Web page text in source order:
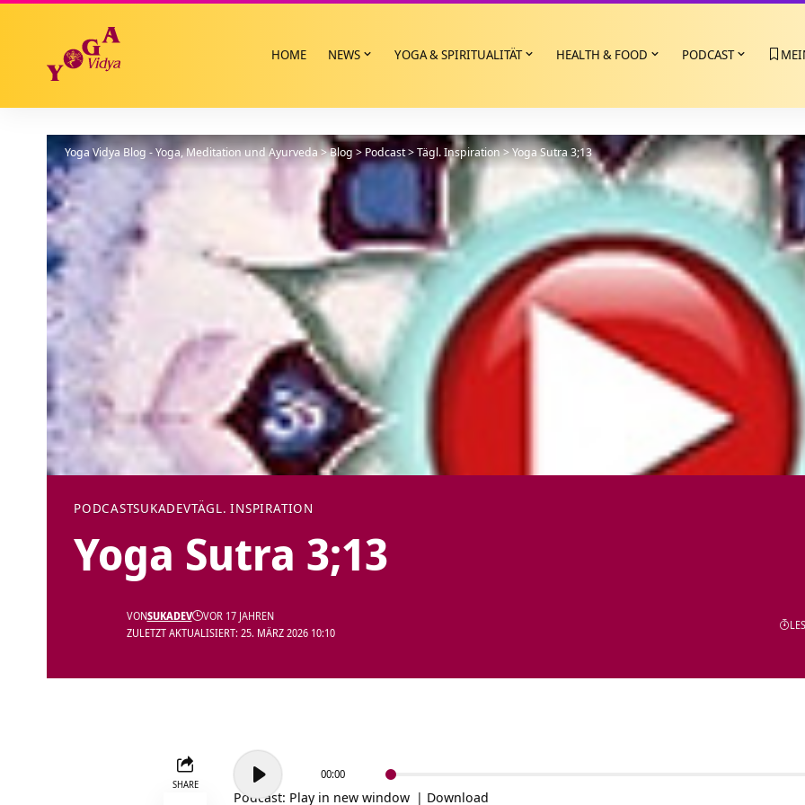
HOME NEWS YOGA & SPIRITUALITÄT HEALTH & FOOD PODCAST
Yoga Vidya Blog - Yoga, Meditation und Ayurveda>Blog >Podcast>Tägl. Inspiration>Yoga Sutra 3;13
PODCASTSUKADEVTÄGL. INSPIRATION
Yoga Sutra 3;13
ZULETZT AKTUALISIERT: 25. MÄRZ 2026 10:10
VONSUKADEV VOR 17 JAHREN
SHARE
Audio-
Player
00:00
Podcast: Play in new window | Download